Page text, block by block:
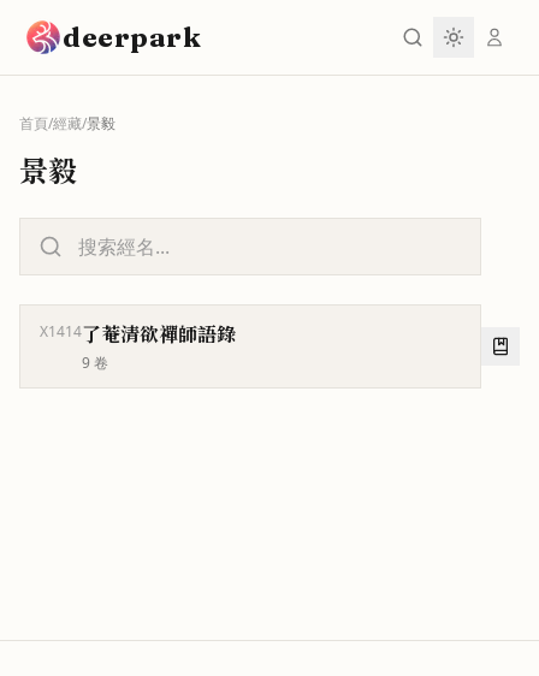
deerpark
首頁/經藏/景毅
景毅
X1414了菴清欲禪師語錄
9卷